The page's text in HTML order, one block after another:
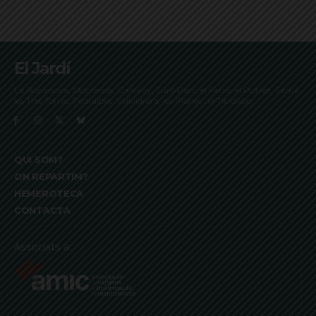
El Jardí
La Bonanova, Monterols, Galvany, Turó Parc, el Farró, el Putxet, Sarrià,
les Tres Torres, Pedralbes, Vallvidrera, les Planes i el Tibidabo
QUI SOM?
ON REPARTIM?
HEMEROTECA
CONTACTA
Associats a: